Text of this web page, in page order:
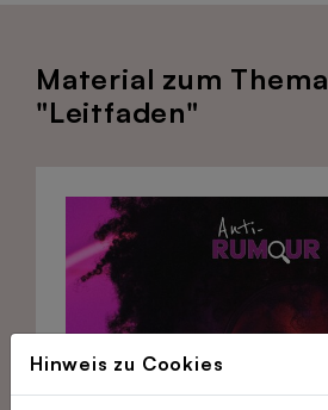
Material zum Thema
"Leitfaden"
Hinweis zu Cookies